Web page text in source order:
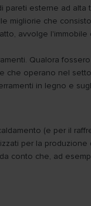
esterne ad
migliorie che
avvolge
Qualora
operano nel
in legno e
(e per il
per la
conto che, ad